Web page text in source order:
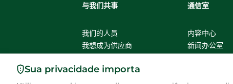
Sua privacidade importa
与我们共事
我们的人员
我想成为供应商
通信室
内容中心
新闻办公室